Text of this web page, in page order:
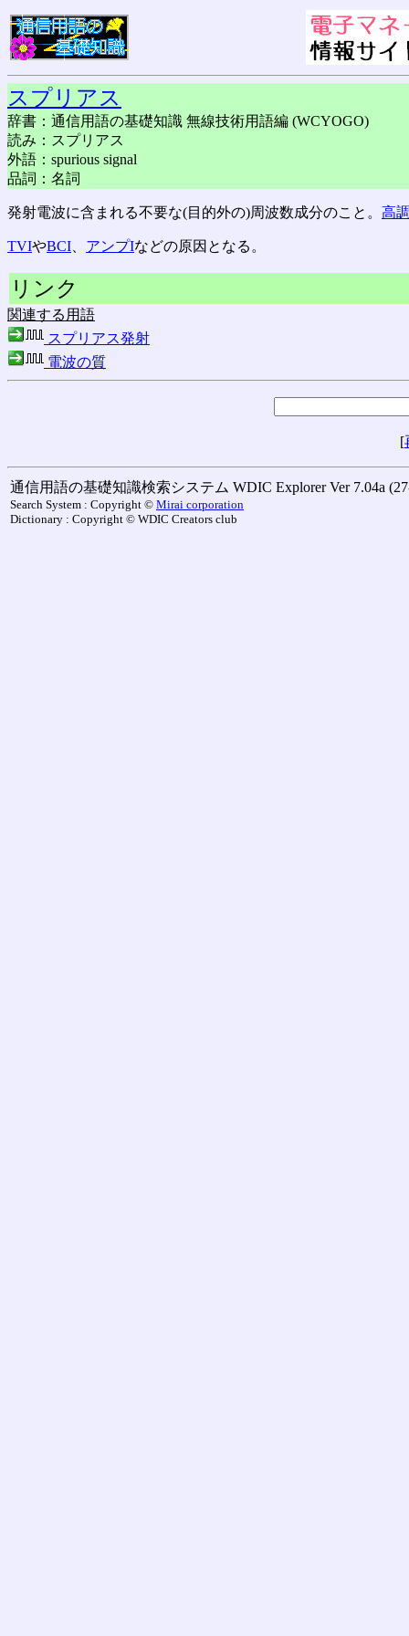
スプリアス
辞書：通信用語の基礎知識 無線技術用語編 (WCYOGO)
読み：スプリアス
外語：spurious signal
品詞：名詞
発射電波に含まれる不要な(目的外の)周波数成分のこと。 高
TVIやBCI アンプIなどの原因となる。
リンク
関連する用語
スプリアス発射
電波の質
[
通信用語の基礎知識検索システム WDIC Explorer Ver 7.04a
Search System : Copyright © Mirai corporation
Dictionary : Copyright © WDIC Creators club